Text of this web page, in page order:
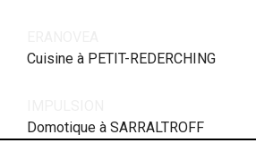
Cuisine à PETIT-REDERCHING
Domotique à SARRALTROFF